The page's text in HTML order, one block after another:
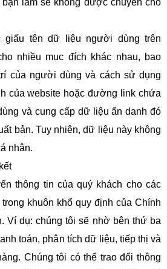
bạn làm sẽ không được chuyển cho
giấu tên dữ liệu người dùng trên
nhiều mục đích khác nhau, bao
của người dùng và cách sử dụng
của website hoặc đường link chứa
và cung cấp dữ liệu ẩn danh đó
bản. Tuy nhiên, dữ liệu này không
nhân.
thông tin của quý khách cho các
khuôn khổ quy định của Chính
Ví dụ: chúng tôi sẽ nhờ bên thứ ba
toán, phân tích dữ liệu, tiếp thị và
Chúng tôi có thể trao đổi thông